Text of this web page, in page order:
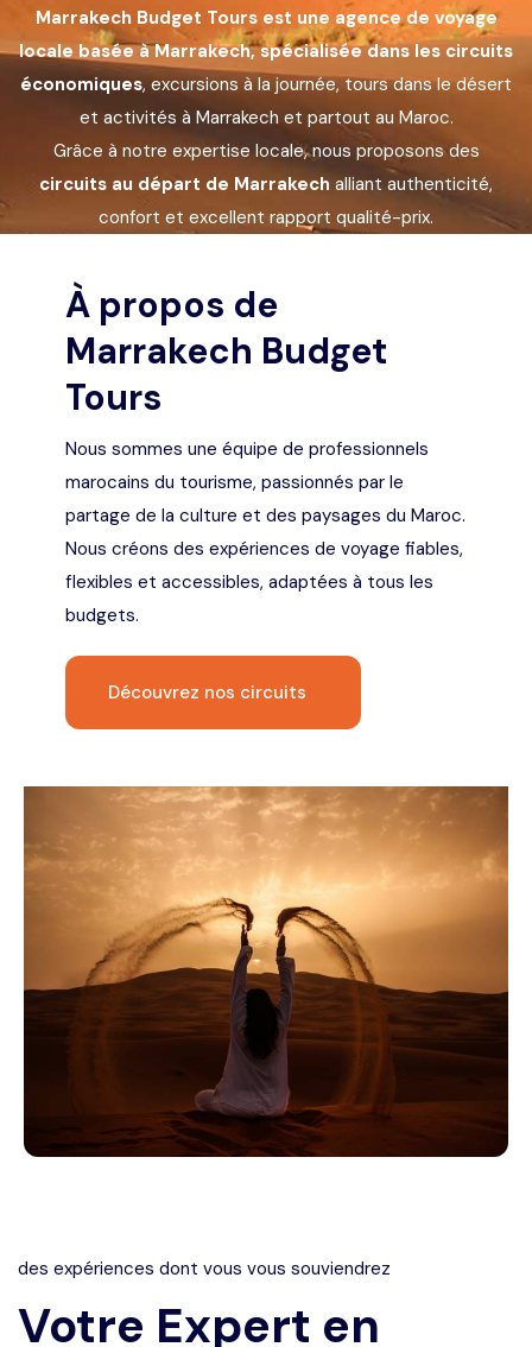
Languages
Marrakech Budget Tours est une agence de voyage
locale basée à Marrakech, spécialisée dans les circuits
économiques, excursions à la journée, tours dans le désert
et activités à Marrakech et partout au Maroc.
Grâce à notre expertise locale, nous proposons des
circuits au départ de Marrakech alliant authenticité,
confort et excellent rapport qualité-prix.
À propos de
Marrakech Budget
Tours
Nous sommes une équipe de professionnels
marocains du tourisme, passionnés par le
partage de la culture et des paysages du Maroc.
Nous créons des expériences de voyage fiables,
flexibles et accessibles, adaptées à tous les
budgets.
Découvrez nos circuits
des expériences dont vous vous souviendrez
Votre Expert en